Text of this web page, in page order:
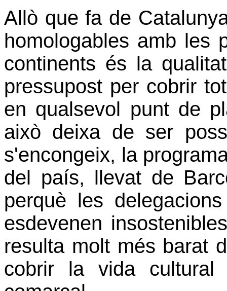
Allò que fa de
homologables amb les
continents és la
pressupost per cobrir
en qualsevol punt de
això deixa de ser
s'encongeix, la
del país, llevat de
perquè les
esdevenen
resulta molt més barat
cobrir la vida